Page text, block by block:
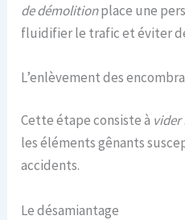
de démolitionplace une
fluidifier le trafic et éviter
L’enlèvement des
Cette étape consiste à
les éléments gênants
accidents.
Le désamiantage